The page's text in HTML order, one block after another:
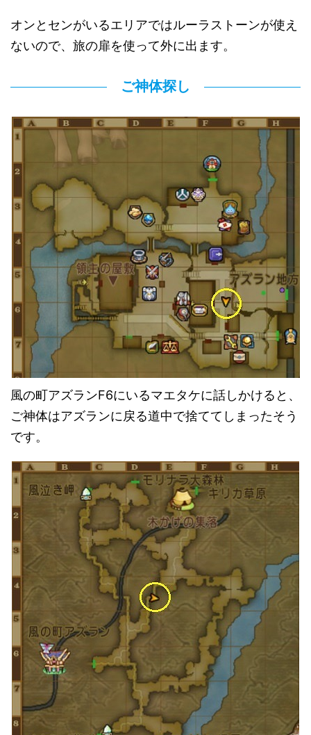
オンとセンがいるエリアではルーラストーンが使え
ないので、旅の扉を使って外に出ます。
ご神体探し
風の町アズランF6にいるマエタケに話しかけると、
ご神体はアズランに戻る道中で捨ててしまったそう
です。